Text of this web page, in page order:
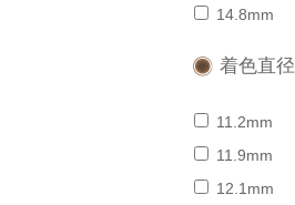
14.8mm
着色直径
11.2mm
11.9mm
12.1mm